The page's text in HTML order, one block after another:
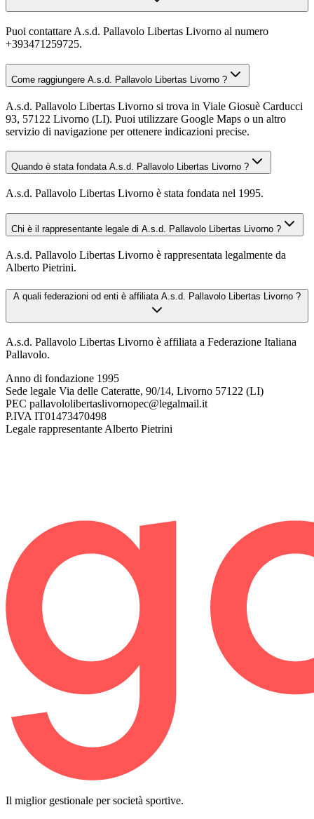
Puoi contattare A.s.d. Pallavolo Libertas Livorno al numero
+393471259725.
Come raggiungere A.s.d. Pallavolo Libertas Livorno ?
A.s.d. Pallavolo Libertas Livorno si trova in Viale Giosuè Carducci
93, 57122 Livorno (LI). Puoi utilizzare Google Maps o un altro
servizio di navigazione per ottenere indicazioni precise.
Quando è stata fondata A.s.d. Pallavolo Libertas Livorno ?
A.s.d. Pallavolo Libertas Livorno è stata fondata nel 1995.
Chi è il rappresentante legale di A.s.d. Pallavolo Libertas Livorno ?
A.s.d. Pallavolo Libertas Livorno è rappresentata legalmente da
Alberto Pietrini.
A quali federazioni od enti è affiliata A.s.d. Pallavolo Libertas Livorno ?
A.s.d. Pallavolo Libertas Livorno è affiliata a Federazione Italiana
Pallavolo.
Anno di fondazione 1995
Sede legale Via delle Cateratte, 90/14, Livorno 57122 (LI)
PEC pallavololibertaslivornopec@legalmail.it
P.IVA IT01473470498
Legale rappresentante Alberto Pietrini
Il miglior gestionale per società sportive.